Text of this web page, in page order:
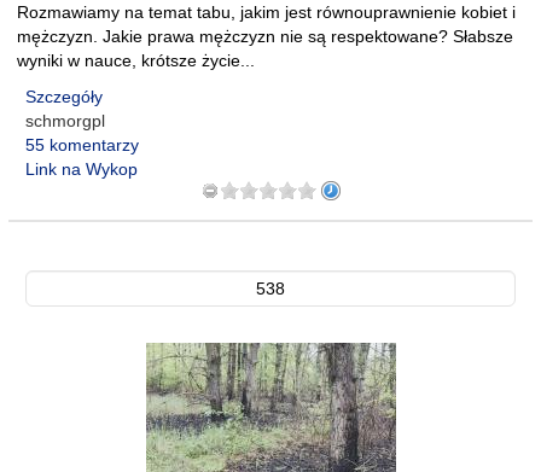
Rozmawiamy na temat tabu, jakim jest równouprawnienie kobiet i
mężczyzn. Jakie prawa mężczyzn nie są respektowane? Słabsze
wyniki w nauce, krótsze życie...
Szczegóły
schmorgpl
55 komentarzy
Link na Wykop
538